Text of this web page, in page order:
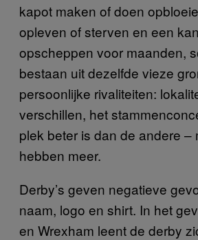
kapot maken of doen
opleven of sterven en een
opscheppen voor maanden,
bestaan uit dezelfde vieze
persoonlijke rivaliteiten:
verschillen, het
plek beter is dan de andere –
hebben meer.
Derby’s geven negatieve
naam, logo en shirt. In het
en Wrexham leent de derby